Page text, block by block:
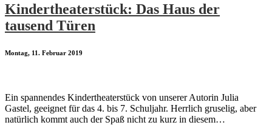
Kindertheaterstück: Das Haus der
tausend Türen
Montag, 11. Februar 2019
Ein spannendes Kindertheaterstück von unserer Autorin Julia
Gastel, geeignet für das 4. bis 7. Schuljahr. Herrlich gruselig, aber
natürlich kommt auch der Spaß nicht zu kurz in diesem…